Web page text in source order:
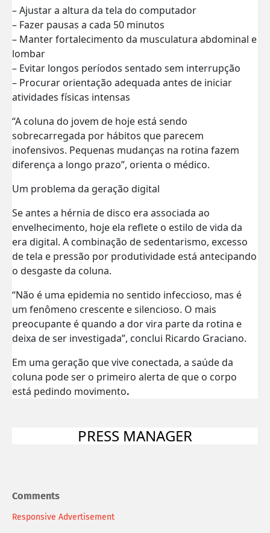
– Ajustar a altura da tela do computador
– Fazer pausas a cada 50 minutos
– Manter fortalecimento da musculatura abdominal e
lombar
– Evitar longos períodos sentado sem interrupção
– Procurar orientação adequada antes de iniciar
atividades físicas intensas
“A coluna do jovem de hoje está sendo
sobrecarregada por hábitos que parecem
inofensivos. Pequenas mudanças na rotina fazem
diferença a longo prazo”, orienta o médico.
Um problema da geração digital
Se antes a hérnia de disco era associada ao
envelhecimento, hoje ela reflete o estilo de vida da
era digital. A combinação de sedentarismo, excesso
de tela e pressão por produtividade está antecipando
o desgaste da coluna.
“Não é uma epidemia no sentido infeccioso, mas é
um fenômeno crescente e silencioso. O mais
preocupante é quando a dor vira parte da rotina e
deixa de ser investigada”, conclui Ricardo Graciano.
Em uma geração que vive conectada, a saúde da
coluna pode ser o primeiro alerta de que o corpo
está pedindo movimento.
PRESS MANAGER
Comments
Responsive Advertisement